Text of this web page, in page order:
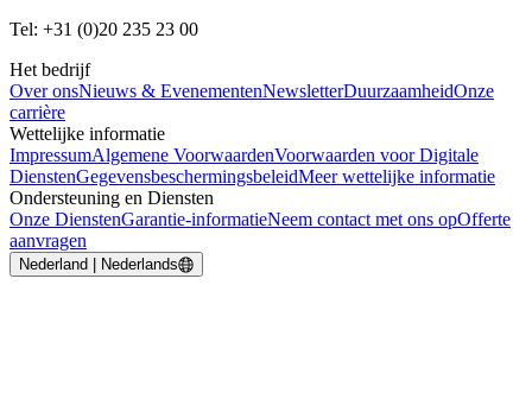
Tel: +31 (0)20 235 23 00
Het bedrijf
Over onsNieuws & EvenementenNewsletterDuurzaamheidOnze
carrière
Wettelijke informatie
ImpressumAlgemene VoorwaardenVoorwaarden voor Digitale
DienstenGegevensbeschermingsbeleidMeer wettelijke informatie
Ondersteuning en Diensten
Onze DienstenGarantie-informatieNeem contact met ons opOfferte
aanvragen
Nederland | Nederlands